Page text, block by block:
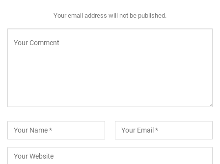
Your email address will not be published.